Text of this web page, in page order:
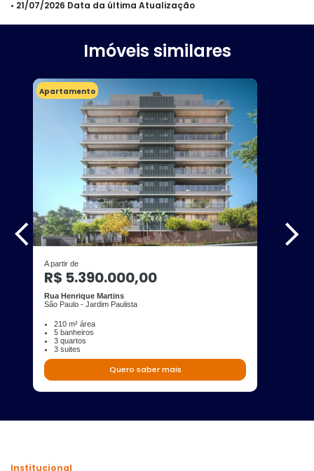
• 21/07/2026 Data da última Atualização
Imóveis similares
Apartamento
A partir de
R$ 5.390.000,00
Rua Henrique Martins
São Paulo - Jardim Paulista
210 m² área
5 banheiros
3 quartos
3 suites
Quero saber mais
Institucional